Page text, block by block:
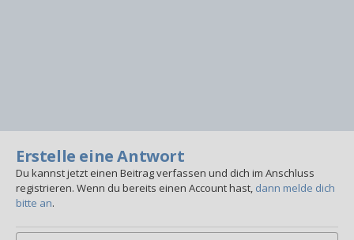
Erstelle eine Antwort
Du kannst jetzt einen Beitrag verfassen und dich im Anschluss
registrieren. Wenn du bereits einen Account hast, dann melde dich
bitte an.